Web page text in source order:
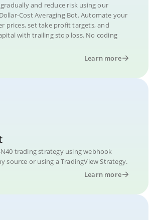
and reduce risk using our
Cost Averaging Bot. Automate your
prices, set take profit targets, and
with trailing stop loss. No coding
Learn more
trading strategy using webhook
source or using a TradingView Strategy.
Learn more